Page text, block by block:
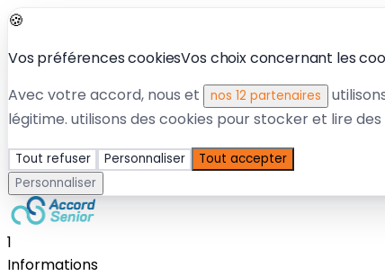
🍪
Vos préférences cookiesVos choix concernant les
Avec votre accord, nous et
nos 12 partenaires
légitime. utilisons des cookies pour stocker et lire des
Tout refuser Personnaliser
Tout accepter
Personnaliser
1
Informations